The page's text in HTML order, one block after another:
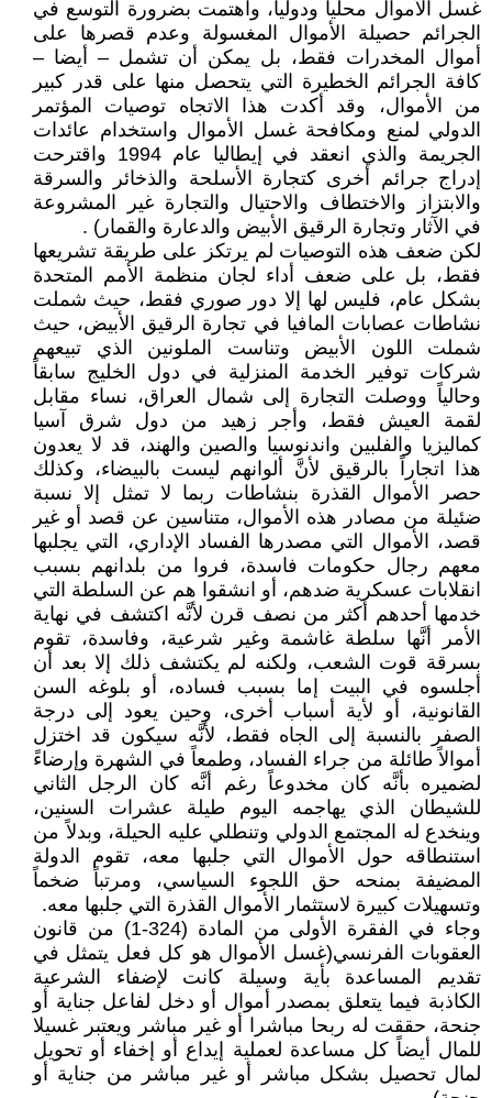
غسل الأموال محليا ودوليا، واهتمت بضرورة التوسع في
الجرائم حصيلة الأموال المغسولة وعدم قصرها على
أموال المخدرات فقط، بل يمكن أن تشمل – أيضا –
كافة الجرائم الخطيرة التي يتحصل منها على قدر كبير
من الأموال، وقد أكدت هذا الاتجاه توصيات المؤتمر
الدولي لمنع ومكافحة غسل الأموال واستخدام عائدات
الجريمة والذي انعقد في إيطاليا عام 1994 واقترحت
إدراج جرائم أخرى كتجارة الأسلحة والذخائر والسرقة
والابتزاز والاختطاف والاحتيال والتجارة غير المشروعة
في الآثار وتجارة الرقيق الأبيض والدعارة والقمار) .
لكن ضعف هذه التوصيات لم يرتكز على طريقة تشريعها
فقط، بل على ضعف أداء لجان منظمة الأمم المتحدة
بشكل عام، فليس لها إلا دور صوري فقط، حيث شملت
نشاطات عصابات المافيا في تجارة الرقيق الأبيض، حيث
شملت اللون الأبيض وتناست الملونين الذي تبيعهم
شركات توفير الخدمة المنزلية في دول الخليج سابقاً
وحالياً ووصلت التجارة إلى شمال العراق، نساء مقابل
لقمة العيش فقط، وأجر زهيد من دول شرق آسيا
كماليزيا والفلبين واندنوسيا والصين والهند، قد لا يعدون
هذا اتجاراً بالرقيق لأنَّ ألوانهم ليست بالبيضاء، وكذلك
حصر الأموال القذرة بنشاطات ربما لا تمثل إلا نسبة
ضئيلة من مصادر هذه الأموال، متناسين عن قصد أو غير
قصد، الأموال التي مصدرها الفساد الإداري، التي يجلبها
معهم رجال حكومات فاسدة، فروا من بلدانهم بسبب
انقلابات عسكرية ضدهم، أو انشقوا هم عن السلطة التي
خدمها أحدهم أكثر من نصف قرن لأنَّه اكتشف في نهاية
الأمر أنَّها سلطة غاشمة وغير شرعية، وفاسدة، تقوم
بسرقة قوت الشعب، ولكنه لم يكتشف ذلك إلا بعد أن
أجلسوه في البيت إما بسبب فساده، أو بلوغه السن
القانونية، أو لأية أسباب أخرى، وحين يعود إلى درجة
الصفر بالنسبة إلى الجاه فقط، لأنَّه سيكون قد اختزل
أموالاً طائلة من جراء الفساد، وطمعاً في الشهرة وإرضاءً
لضميره بأنَّه كان مخدوعاً رغم أنَّه كان الرجل الثاني
للشيطان الذي يهاجمه اليوم طيلة عشرات السنين،
وينخدع له المجتمع الدولي وتنطلي عليه الحيلة، وبدلاً من
استنطاقه حول الأموال التي جلبها معه، تقوم الدولة
المضيفة بمنحه حق اللجوء السياسي، ومرتباً ضخماً
وتسهيلات كبيرة لاستثمار الأموال القذرة التي جلبها معه.
وجاء في الفقرة الأولى من المادة (324-1) من قانون
العقوبات الفرنسي(غسل الأموال هو كل فعل يتمثل في
تقديم المساعدة بأية وسيلة كانت لإضفاء الشرعية
الكاذبة فيما يتعلق بمصدر أموال أو دخل لفاعل جناية أو
جنحة، حققت له ربحا مباشرا أو غير مباشر ويعتبر غسيلا
للمال أيضاً كل مساعدة لعملية إيداع أو إخفاء أو تحويل
لمال تحصيل بشكل مباشر أو غير مباشر من جناية أو